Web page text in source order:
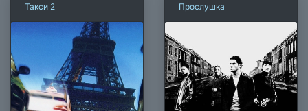
Такси 2 Прослушка